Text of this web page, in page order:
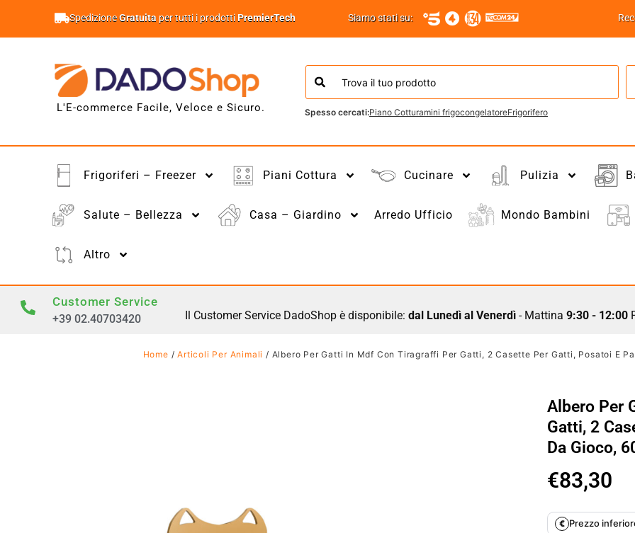
SpedizioneGratuita per tutti i prodottiPremierTech Siamo stati su:
L'E-commerce Facile, Veloce e Sicuro. Spesso cercati:Piano Cotturamini frigocongelatoreFrigorifero
Frigoriferi – Freezer Piani Cottura Cucinare Pulizia
Salute – Bellezza Casa – Giardino Arredo Ufficio Mondo Bambini
Altro
Customer Service
+39 02.40703420 Il Customer Service DadoShop è disponibile: dal Lunedì al Venerdì- Mattina 9:30 - 12:00
Home /Articoli Per Animali / Albero Per Gatti In Mdf Con Tiragraffi Per Gatti, 2 Casette Per Gatti, Posatoi E
Albero Per
Gatti, 2
Da Gioco,
€83,30
€ Prezzo